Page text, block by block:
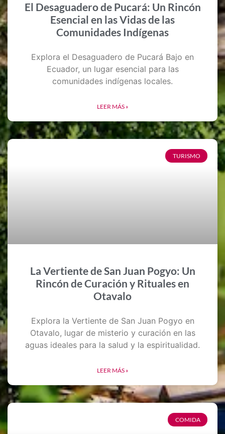
El Desaguadero de Pucará: Un Rincón
Esencial en las Vidas de las
Comunidades Indígenas
Explora el Desaguadero de Pucará Bajo en
Ecuador, un lugar esencial para las
comunidades indígenas locales.
LEER MÁS »
TURISMO
La Vertiente de San Juan Pogyo: Un
Rincón de Curación y Rituales en
Otavalo
Explora la Vertiente de San Juan Pogyo en
Otavalo, lugar de misterio y curación en las
aguas ideales para la salud y la espiritualidad.
LEER MÁS »
COMIDA